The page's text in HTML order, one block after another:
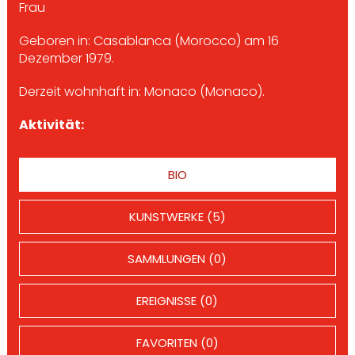
Frau
Geboren in: Casablanca (Morocco) am 16
Dezember 1979.
Derzeit wohnhaft in: Monaco (Monaco).
Aktivität:
BIO
KUNSTWERKE (5)
SAMMLUNGEN (0)
EREIGNISSE (0)
FAVORITEN (0)